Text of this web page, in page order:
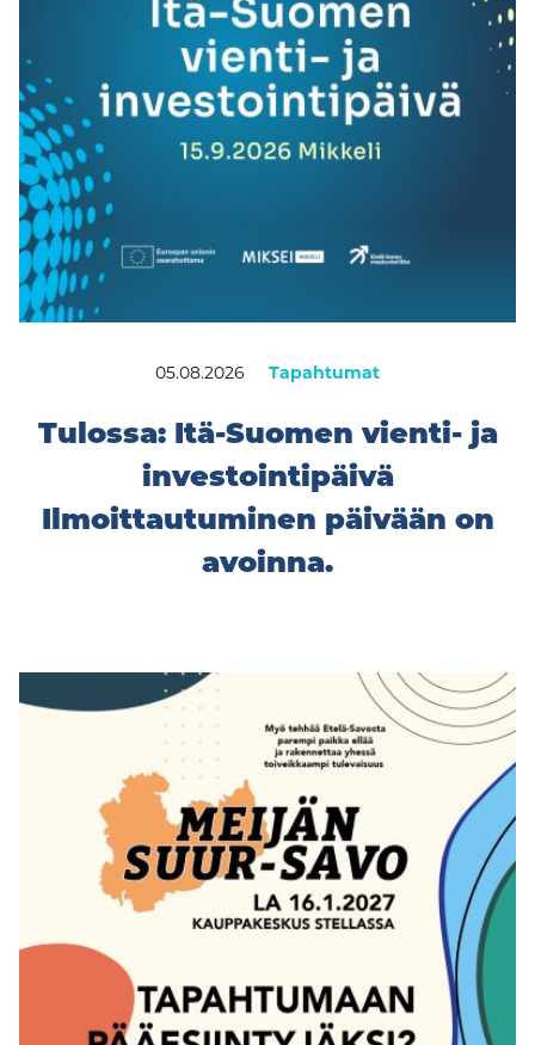
05.08.2026 Tapahtumat
Tulossa: Itä-Suomen vienti- ja
investointipäivä
Ilmoittautuminen päivään on
avoinna.